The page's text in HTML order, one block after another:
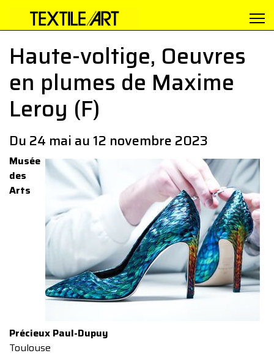
Haute-voltige, Oeuvres
en plumes de Maxime
Leroy (F)
Du 24 mai au 12 novembre 2023
Musée
des
Arts
Précieux Paul-Dupuy
Toulouse